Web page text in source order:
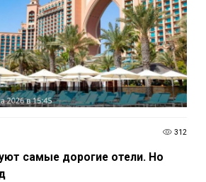
312
самые дорогие отели. Но